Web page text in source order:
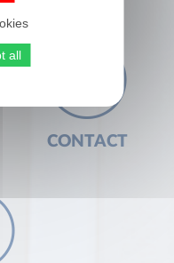
CONTACT
all